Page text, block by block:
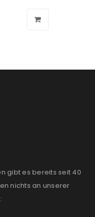
gibt es bereits seit 40
nichts an unserer